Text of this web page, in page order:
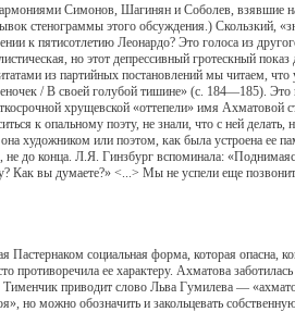
Симонов, Шагинян и Соболев, взявшие
стенограммы этого обсуждения.) Скользкий,
к пятисотлетию Леонардо? Это голоса из
но этот депрессивный гротескный
из партийных постановлений мы читаем, что
/ В своей голубой тишине» (с. 184—185).
хрущевской «оттепели» имя Ахматовой
к опальному поэту, не знали, что с ней делать,
художником или поэтом, как была устроена ее
до конца. Л.Я. Гинзбург вспоминала:
Как вы думаете?» <...> Мы не успели еще
социальная форма, которая опасна,
ее характеру. Ахматова
приводит слово Льва Гумилева —
но можно обозначить и закольцевать